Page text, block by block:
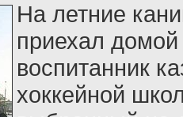
На летние
приехал домой
воспитанник
хоккейной